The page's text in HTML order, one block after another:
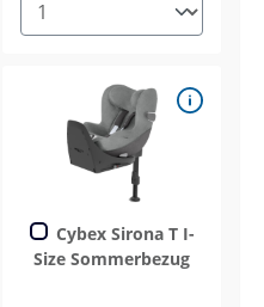
Cybex Sirona T I-
Size Sommerbezug